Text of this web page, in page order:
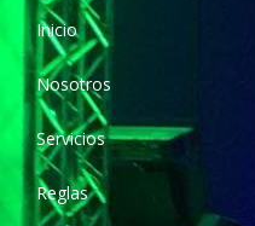
Inicio
Nosotros
Servicios
Reglas